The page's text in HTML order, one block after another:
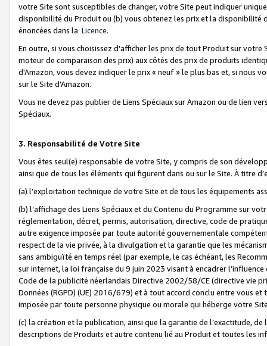
votre Site sont susceptibles de changer, votre Site peut indiquer
disponibilité du Produit ou (b) vous obtenez les prix et la disponibilité
énoncées dans la Licence.
En outre, si vous choisissez d'afficher les prix de tout Produit sur
moteur de comparaison des prix) aux côtés des prix de produits
d'Amazon, vous devez indiquer le prix « neuf » le plus bas et, si nous
sur le Site d'Amazon.
Vous ne devez pas publier de Liens Spéciaux sur Amazon ou de lien
Spéciaux.
3. Responsabilité de Votre Site
Vous êtes seul(e) responsable de votre Site, y compris de son
ainsi que de tous les éléments qui figurent dans ou sur le Site. À titre
(a) l’exploitation technique de votre Site et de tous les équipements
(b) l’affichage des Liens Spéciaux et du Contenu du Programme sur
réglementation, décret, permis, autorisation, directive, code de
autre exigence imposée par toute autorité gouvernementale
respect de la vie privée, à la divulgation et la garantie que les
sans ambiguïté en temps réel (par exemple, le cas échéant, les
sur internet, la loi française du 9 juin 2023 visant à encadrer
Code de la publicité néerlandais Directive 2002/58/CE (directive vie
Données (RGPD) (UE) 2016/679) et à tout accord conclu entre vous
imposée par toute personne physique ou morale qui héberge votre
(c) la création et la publication, ainsi que la garantie de l’exactitude,
descriptions de Produits et autre contenu lié au Produit et toutes les